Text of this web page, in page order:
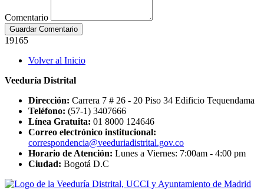
Comentario
Guardar Comentario
19165
Footer
menu
Volver al Inicio
Veeduría Distrital
Dirección: Carrera 7 # 26 - 20 Piso 34 Edificio Tequendama
Teléfono: (57-1) 3407666
Línea Gratuita: 01 8000 124646
Correo electrónico institucional:
correspondencia@veeduriadistrital.gov.co
Horario de Atención: Lunes a Viernes: 7:00am - 4:00 pm
Ciudad: Bogotá D.C